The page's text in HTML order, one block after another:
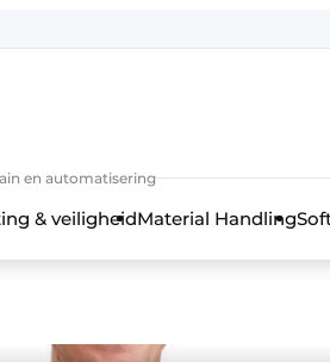
en automatisering
& veiligheidMaterial Handling